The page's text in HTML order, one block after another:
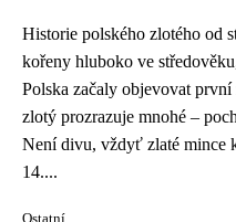
Historie polského zlotého od
kořeny hluboko ve
Polska začaly objevovat
zlotý prozrazuje mnohé –
Není divu, vždyť zlaté mince
14....
Ostatní